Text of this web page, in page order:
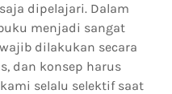
dipelajari. Dalam
menjadi sangat
dilakukan secara
dan konsep harus
selalu selektif saat